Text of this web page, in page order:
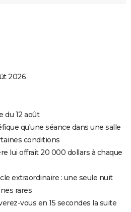
2026
du 12 août
qu'une séance dans une salle
conditions
lui offrait 20 000 dollars à chaque
extraordinaire : une seule nuit
rares
vous en 15 secondes la suite